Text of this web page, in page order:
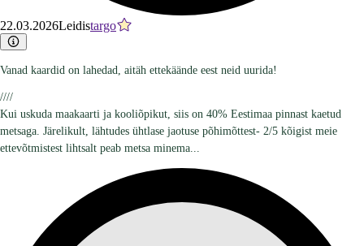
22.03.2026Leidistargo
Vanad kaardid on lahedad, aitäh ettekäände eest neid uurida!
////
Kui uskuda maakaarti ja kooliõpikut, siis on 40% Eestimaa pinnast kaetud
metsaga. Järelikult, lähtudes ühtlase jaotuse põhimõttest- 2/5 kõigist meie
ettevõtmistest lihtsalt peab metsa minema...